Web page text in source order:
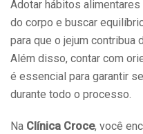
Adotar hábitos
do corpo e buscar
para que o jejum contribua
Além disso, contar com
é essencial para garantir
durante todo o processo.
Na Clínica Croce, você